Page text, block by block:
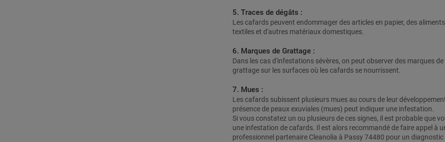
5. Traces de dégâts :
Les cafards peuvent endommager des articles en papier, des
textiles et d'autres matériaux domestiques.
6. Marques de Grattage :
Dans les cas d'infestations sévères, on peut observer des marques de
grattage sur les surfaces où les cafards se nourrissent.
7. Mues :
Les cafards subissent plusieurs mues au cours de leur
présence de peaux exuviales (mues) peut indiquer une infestation.
Si vous constatez un ou plusieurs de ces signes, il est probable que
une infestation de cafards. Il est alors recommandé de faire appel à
professionnel partenaire Cleanolia à Passy 74480 pour un diagnostic